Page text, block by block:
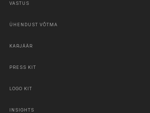
VASTUS
ÜHENDUST VÕTMA
KARJÄÄR
PRESS KIT
LOGO KIT
INSIGHTS